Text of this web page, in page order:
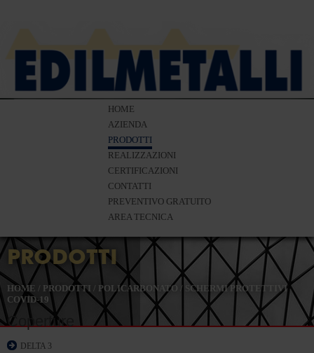
HOME
AZIENDA
PRODOTTI
REALIZZAZIONI
CERTIFICAZIONI
CONTATTI
PREVENTIVO GRATUITO
AREA TECNICA
PRODOTTI
HOME / PRODOTTI / POLICARBONATO /
SCHERMI PROTETTIVI
COVID-19
Coperture
DELTA 3